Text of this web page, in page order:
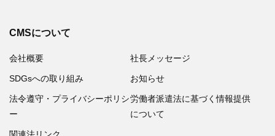
CMSについて
会社概要 社長メッセージ
SDGsへの取り組み お知らせ
法令遵守・プライバシーポリシ
ー
労働者派遣法に基づく情報提供
について